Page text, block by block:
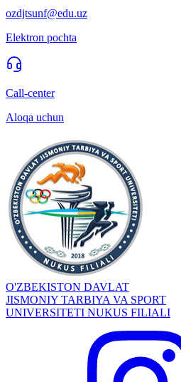
ozdjtsunf@edu.uz
Elektron pochta
Call-center
Aloqa uchun
O'ZBEKISTON DAVLAT
JISMONIY TARBIYA VA SPORT
UNIVERSITETI NUKUS FILIALI